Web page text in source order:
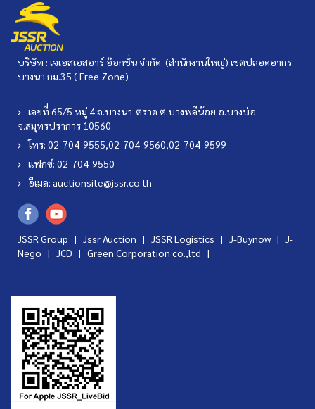
บริษัท : เจเอสเอสอาร์ อ๊อกชั่น จำกัด. (สำนักงานใหญ่) เขตปลอดอากร
บางนา กม.35 ( Free Zone)
เลขที่ 65/5 หมู่ 4 ถ.บางนา-ตราด ต.บางพลีน้อย อ.บางบ่อ
จ.สมุทรปราการ 10560
โทร: 02-704-9555,02-704-9560,02-704-9599
แฟกซ์: 02-704-9550
อีเมล: auctionsite@jssr.co.th
JSSR Group | Jssr Auction | JSSR Logistics | J-Buynow | J-
Nego | JCD | Green Corporation co.,ltd |